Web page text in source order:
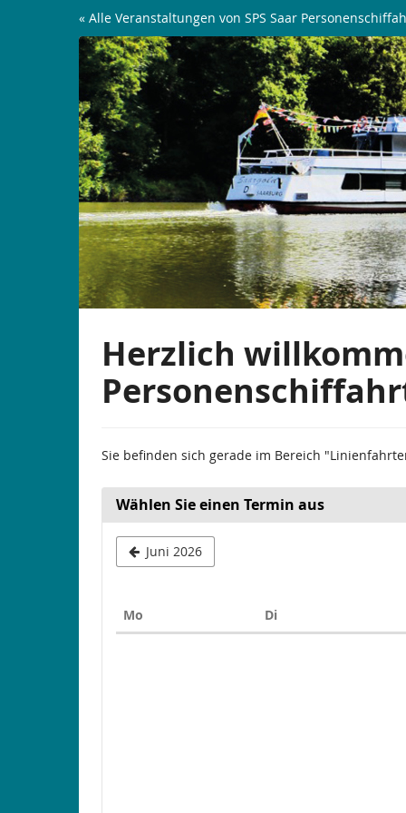
« Alle Veranstaltungen von SPS Saar
Linienfahrten
Herzlich
Sie befinden sich gerade im Bereich
Wählen Sie einen Termin aus
Juni 2026
Mo DiDienstag